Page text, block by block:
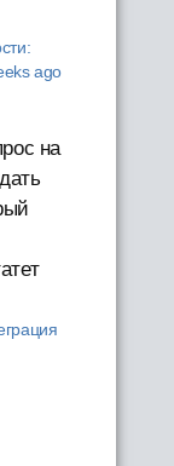
ago
на